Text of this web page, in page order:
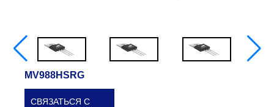
MV988HSRG
СВЯЗАТЬСЯ С